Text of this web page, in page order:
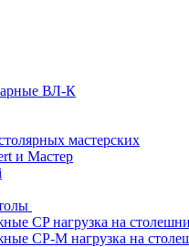
ВЛ-К
мастерских
и Мастер
СP нагрузка на
СР-М нагрузка на